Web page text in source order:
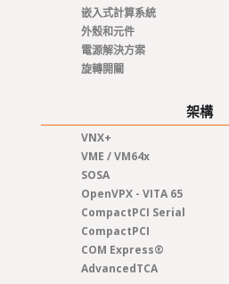
嵌入式計算系統
外殼和元件
電源解決方案
旋轉開關
架構
VNX+
VME / VM64x
SOSA
OpenVPX - VITA 65
CompactPCI Serial
CompactPCI
COM Express®
AdvancedTCA